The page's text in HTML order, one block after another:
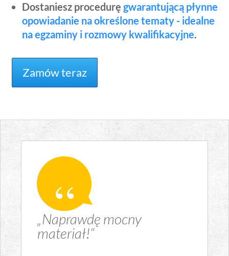
Dostaniesz procedurę gwarantującą płynne
opowiadanie na określone tematy - idealne
na egzaminy i rozmowy kwalifikacyjne.
Zamów teraz
„Naprawdę mocny
materiał!“